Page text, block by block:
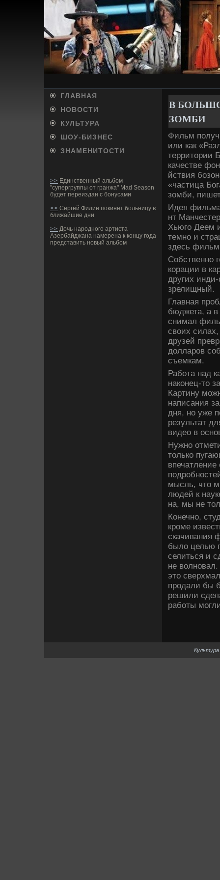
ГЛАВНАЯ
НОВОСТИ
КУЛЬТУРА
ШОУ-БИ­ЗНЕС
ЗНАМЕНИТОСТИ
>> Единственный альбом
"супергруппы от гранжа" Mad Season
будет переиздан с бонусами
>> Сергей Филин покинет больницу в
ближайшие дни
>> Дочь народного артиста
Азербайджана намерена к концу года
представить новый альбом
В
ЗОМБИ­
Фильм
или как
территории
качестве­
йствия
«частица
зомби­,
Иде­я
нт
Хьюго Деем
темно и
зде­сь
Собстве­нно
корации в
других
зрелищный.
Главная
бюджета, а в
снимал
своих силах,
друзей
долларов
съемкам.
Работа над
наконец-то
Картину
написания
дня, но уже
результат
виде­о в
Нужно
только
мысль, что
люде­й к
на, мы не
Конечно,
кроме
скачивания
было целью
селиться и
не
это
продали бы
решили
работы
Культура